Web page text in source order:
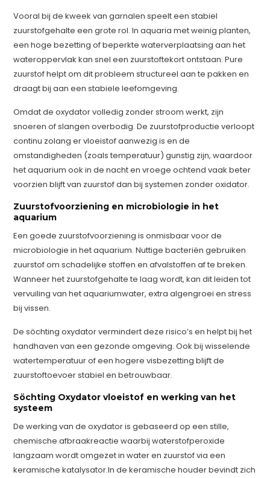
Vooral bij de kweek van garnalen speelt een stabiel
zuurstofgehalte een grote rol. In aquaria met weinig planten,
een hoge bezetting of beperkte waterverplaatsing aan het
wateroppervlak kan snel een zuurstoftekort ontstaan. Pure
zuurstof helpt om dit probleem structureel aan te pakken en
draagt bij aan een stabiele leefomgeving.
Omdat de oxydator volledig zonder stroom werkt, zijn
snoeren of slangen overbodig. De zuurstofproductie verloopt
continu zolang er vloeistof aanwezig is en de
omstandigheden (zoals temperatuur) gunstig zijn, waardoor
het aquarium ook in de nacht en vroege ochtend vaak beter
voorzien blijft van zuurstof dan bij systemen zonder oxidator.
Zuurstofvoorziening en microbiologie in het
aquarium
Een goede zuurstofvoorziening is onmisbaar voor de
microbiologie in het aquarium. Nuttige bacteriën gebruiken
zuurstof om schadelijke stoffen en afvalstoffen af te breken.
Wanneer het zuurstofgehalte te laag wordt, kan dit leiden tot
vervuiling van het aquariumwater, extra algengroei en stress
bij vissen.
De söchting oxydator vermindert deze risico’s en helpt bij het
handhaven van een gezonde omgeving. Ook bij wisselende
watertemperatuur of een hogere visbezetting blijft de
zuurstoftoevoer stabiel en betrouwbaar.
Söchting Oxydator vloeistof en werking van het
systeem
De werking van de oxydator is gebaseerd op een stille,
chemische afbraakreactie waarbij waterstofperoxide
langzaam wordt omgezet in water en zuurstof via een
keramische katalysator.In de keramische houder bevindt zich